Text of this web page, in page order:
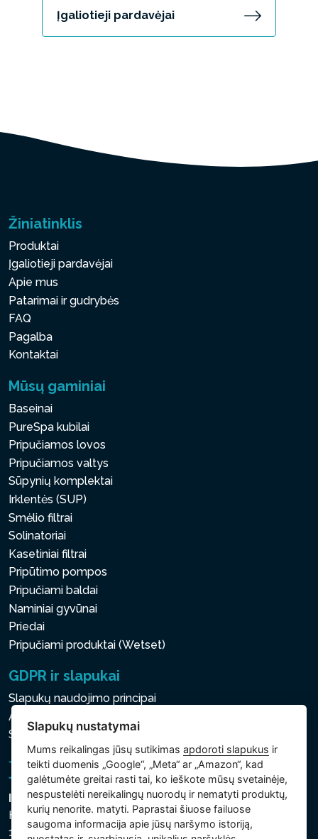
Įgaliotieji pardavėjai
Žiniatinklis
Produktai
Įgaliotieji pardavėjai
Apie mus
Patarimai ir gudrybės
FAQ
Pagalba
Kontaktai
Mūsų gaminiai
Baseinai
PureSpa kubilai
Pripučiamos lovos
Pripučiamos valtys
Sūpynių komplektai
Irklentės (SUP)
Smėlio filtrai
Solinatoriai
Kasetiniai filtrai
Pripūtimo pompos
Pripučiami baldai
Naminiai gyvūnai
Priedai
Pripučiami produktai (Wetset)
GDPR ir slapukai
Slapukų naudojimo principai
Asmens ir kitų tvarkomų duomenų apsaugos politika
Slapukų nustatymai
Intex Trading, s.r.o.
Hradecká 2526/3
130 00 Praha 3
Slapukų nustatymai
Mums reikalingas jūsų sutikimasapdoroti slapukus ir
teikti duomenis „Google“, „Meta“ ar „Amazon“, kad
galėtumėte greitai rasti tai, ko ieškote mūsų svetainėje,
nespustelėti nereikalingų nuorodų ir nematyti produktų,
kurių nenorite. matyti. Paprastai šiuose failuose
saugoma informacija apie jūsų naršymo istoriją,